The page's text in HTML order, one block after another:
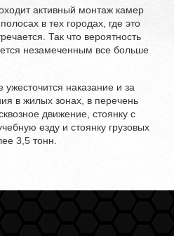
активный монтаж камер
в тех городах, где это
Так что вероятность
незамеченным все больше
наказание и за
в жилых зонах, в перечень
движение, стоянку с
езду и стоянку грузовых
3,5 тонн.